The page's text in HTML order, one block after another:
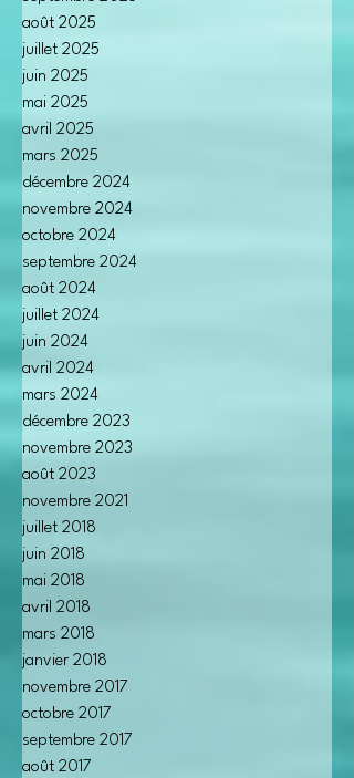
août 2025
juillet 2025
juin 2025
mai 2025
avril 2025
mars 2025
décembre 2024
novembre 2024
octobre 2024
septembre 2024
août 2024
juillet 2024
juin 2024
avril 2024
mars 2024
décembre 2023
novembre 2023
août 2023
novembre 2021
juillet 2018
juin 2018
mai 2018
avril 2018
mars 2018
janvier 2018
novembre 2017
octobre 2017
septembre 2017
août 2017